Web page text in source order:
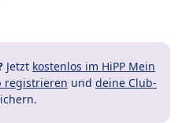
Jetzt kostenlos im HiPP Mein
registrieren und deine Club-